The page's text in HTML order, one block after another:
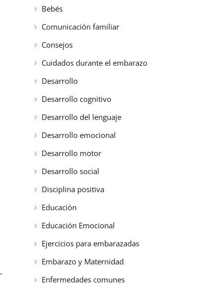
Bebés
Comunicación familiar
Consejos
Cuidados durante el embarazo
Desarrollo
Desarrollo cognitivo
Desarrollo del lenguaje
Desarrollo emocional
Desarrollo motor
Desarrollo social
Disciplina positiva
Educación
Educación Emocional
Ejercicios para embarazadas
Embarazo y Maternidad
Enfermedades comunes